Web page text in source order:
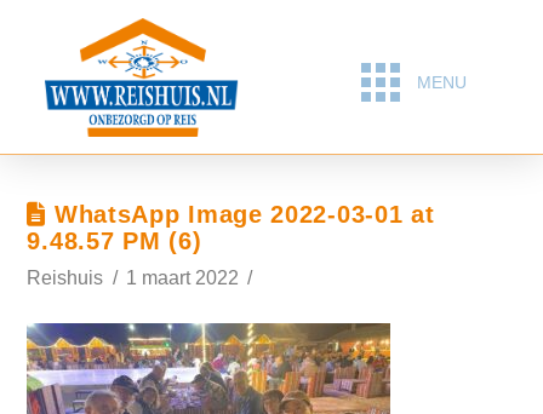
MENU
WhatsApp Image 2022-03-01 at
9.48.57 PM (6)
Reishuis 1 maart 2022